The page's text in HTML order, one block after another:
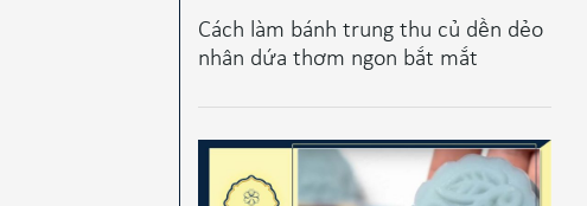
Cách làm bánh trung thu củ dền dẻo
nhân dứa thơm ngon bắt mắt